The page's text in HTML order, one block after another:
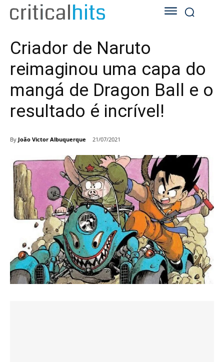
Criador de Naruto
reimaginou uma capa do
mangá de Dragon Ball e o
resultado é incrível!
By João Victor Albuquerque 21/07/2021